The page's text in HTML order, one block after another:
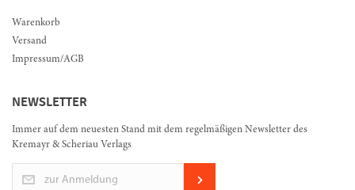
Warenkorb
Versand
Impressum/AGB
NEWSLETTER
Immer auf dem neuesten Stand mit dem regelmäßigen Newsletter des
Kremayr & Scheriau Verlags
zur Anmeldung